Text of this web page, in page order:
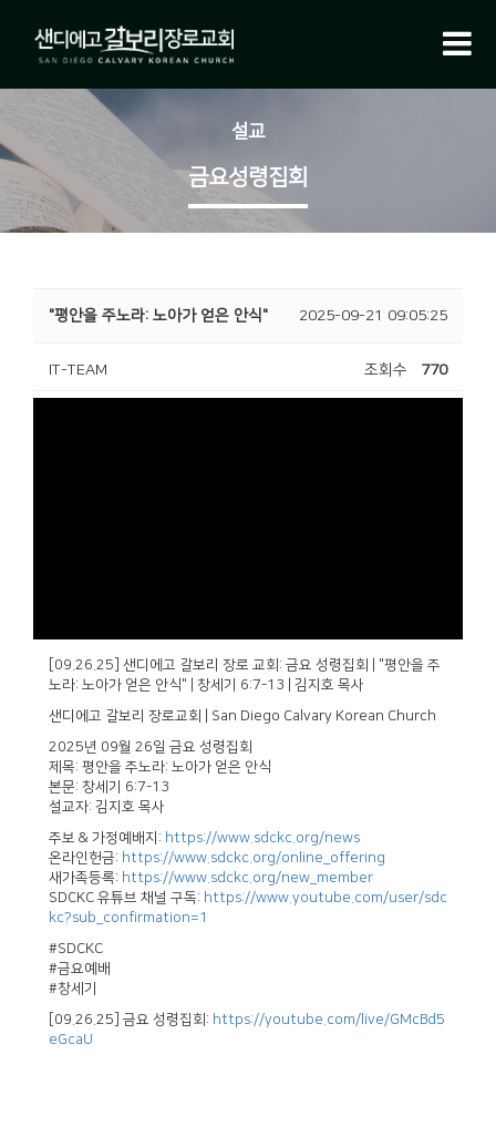
설교
금요성령집회
"평안을 주노라: 노아가 얻은 안식" 2025-09-21 09:05:25
IT-TEAM 조회수 770
[09.26.25] 샌디에고 갈보리 장로 교회: 금요 성령집회 | "평안을 주
노라: 노아가 얻은 안식" | 창세기 6:7-13 | 김지호 목사
샌디에고 갈보리 장로교회 | San Diego Calvary Korean Church
2025년 09월 26일 금요 성령집회
제목: 평안을 주노라: 노아가 얻은 안식
본문: 창세기 6:7-13
설교자: 김지호 목사
주보 & 가정예배지: https://www.sdckc.org/news
온라인헌금: https://www.sdckc.org/online_offering
새가족등록: https://www.sdckc.org/new_member
SDCKC 유튜브 채널 구독: https://www.youtube.com/user/sdc
kc?sub_confirmation=1
#SDCKC
#금요예배
#창세기
[09.26.25] 금요 성령집회: https://youtube.com/live/GMcBd5
eGcaU